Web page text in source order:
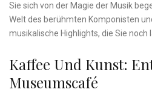
Sie sich von der Magie ⁣der⁤ Musik
⁤Welt ⁤des berühmten Komponisten
musikalische Highlights, die⁣ Sie ⁤noch
Kaffee​ Und Kunst:
Museumscafé